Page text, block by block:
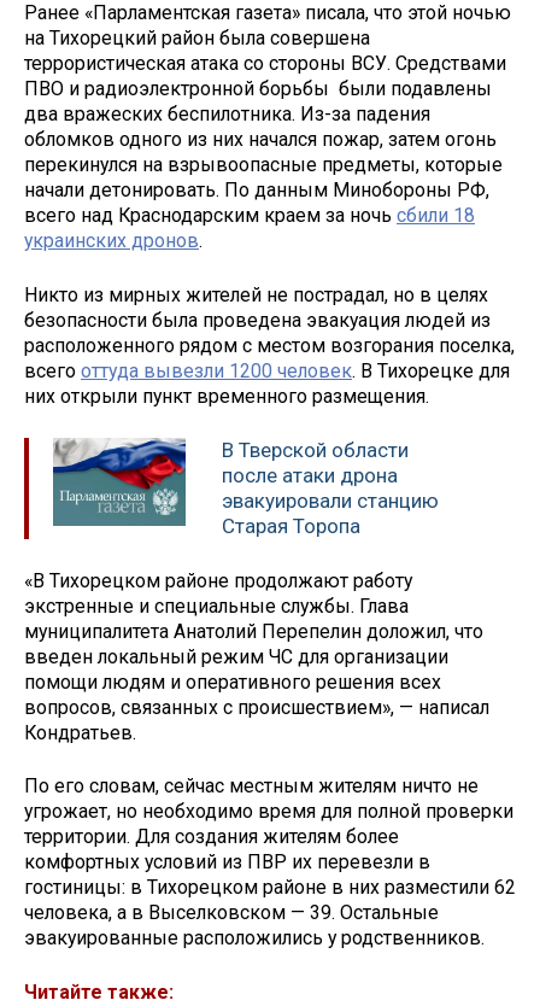
Ранее «Парламентская газета» писала, что этой ночью
на Тихорецкий район была совершена
террористическая атака со стороны ВСУ. Средствами
ПВО и радиоэлектронной борьбы были подавлены
два вражеских беспилотника. Из-за падения
обломков одного из них начался пожар, затем огонь
перекинулся на взрывоопасные предметы, которые
начали детонировать. По данным Минобороны РФ,
всего над Краснодарским краем за ночь сбили 18
украинских дронов.
Никто из мирных жителей не пострадал, но в целях
безопасности была проведена эвакуация людей из
расположенного рядом с местом возгорания поселка,
всего оттуда вывезли 1200 человек. В Тихорецке для
них открыли пункт временного размещения.
В Тверской области
после атаки дрона
эвакуировали станцию
Старая Торопа
«В Тихорецком районе продолжают работу
экстренные и специальные службы. Глава
муниципалитета Анатолий Перепелин доложил, что
введен локальный режим ЧС для организации
помощи людям и оперативного решения всех
вопросов, связанных с происшествием», — написал
Кондратьев.
По его словам, сейчас местным жителям ничто не
угрожает, но необходимо время для полной проверки
территории. Для создания жителям более
комфортных условий из ПВР их перевезли в
гостиницы: в Тихорецком районе в них разместили 62
человека, а в Выселковском — 39. Остальные
эвакуированные расположились у родственников.
Читайте также: